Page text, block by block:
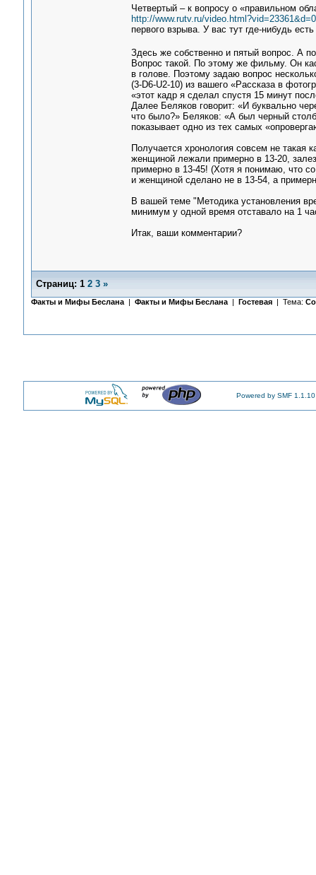
Четвертый – к вопросу о «правильном
http://www.rutv.ru/video.html?vid=23361&d=0
первого взрыва. У вас тут где-нибудь
Здесь же собственно и пятый вопрос. А
Вопрос такой. По этому же фильму. Он
в голове. Поэтому задаю вопрос
(3-D6-U2-10) из вашего «Рассказа в
«этот кадр я сделал спустя 15 минут
Далее Беляков говорит: «И буквально
что было?» Беляков: «А был черный
показывает одно из тех самых
Получается хронология совсем не такая
женщиной лежали примерно в 13-20,
примерно в 13-45! (Хотя я понимаю, что
и женщиной сделано не в 13-54, а
В вашей теме "Методика установления
минимум у одной время отставало на 1
Итак, ваши комментарии?
Страниц: 1 2 3 »
Факты и Мифы Беслана| Факты и Мифы Беслана| Гостевая | Тема:
Powered by SMF 1.1.10